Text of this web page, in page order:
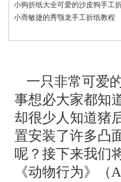
小狗折纸大全可爱的沙皮狗手工
小而敏捷的秀颚龙手工折纸教程
一只非常可爱
事想必大家都知
却很少人知道猪
置安装了许多凸
呢？接下来我们
《动物行为》（